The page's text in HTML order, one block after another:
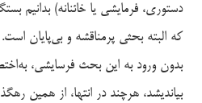
دستوری، فرمایشی یا خائنانه) بدانیم
که البته بحثی پرمناقشه و بی‌پایان
بدون ورود به این بحث فرسایشی،
بیاندیشد، هرچند در انتها، از همین